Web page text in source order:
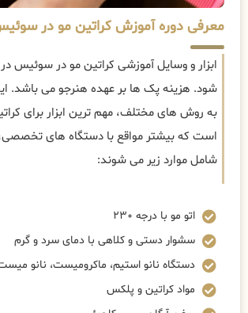
معرفی دوره آموزش کراتین مو در
ابزار و وسایل آموزشی کراتین مو در سوئیس
شود. هزینه پک ها بر عهده هنرجو می باشد.
است که بیشتر مواقع با دستگاه های تخصصی،
شامل موارد زیر می شوند:
اتو مو با درجه ۲۳۰
سشوار دستی و کلاهی با دمای سرد و گرم
دستگاه نانو استیم، ماکرومیست، نانو
مواد کراتین و پلکس